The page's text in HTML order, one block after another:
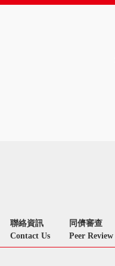
聯絡資訊
Contact Us
同儕審查
Peer Review